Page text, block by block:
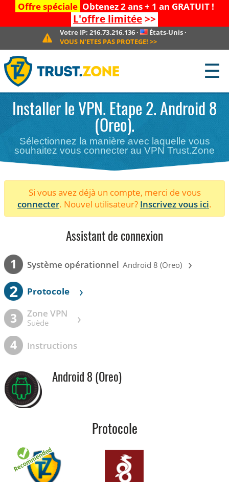
Offre spéciale Obtenez 2 ans + 1 an GRATUIT !
L'offre limitée>>
Votre IP: 216.73.216.136· États-Unis ·
VOUS N'ETES PAS PROTEGE! >>
☰
Installer le VPN. Etape 2. Android 8
(Oreo).
Sélectionnez la manière avec laquelle vous
souhaitez vous connecter au VPN Trust.Zone
Si vous avez déjà un compte, merci de vous
connecter. Nouvel utilisateur? Inscrivez vous ici.
Assistant de connexion
1 Système opérationnel Android 8 (Oreo) ›
2 Protocole ›
3 Zone VPN
Suède ›
4 Instructions
Android 8 (Oreo)
Protocole